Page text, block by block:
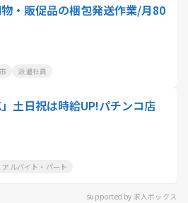
・販促品の梱包発送作業/月80
派遣社員
」土日祝は時給UP!パチンコ店
アルバイト・パート
supported by 求人ボックス